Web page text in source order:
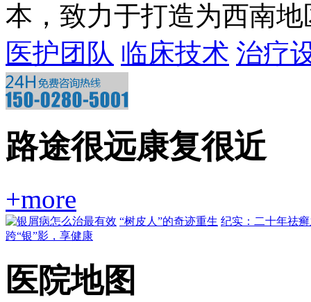
本，致力于打造为西南
医护团队 临床技术 治疗
路途很远康复很近
+more
“树皮人”的奇迹重生 纪实：二十年祛
跨“银”影，享健康
医院地图